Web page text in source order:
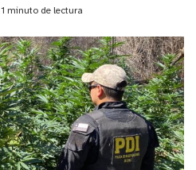
1 minuto de lectura